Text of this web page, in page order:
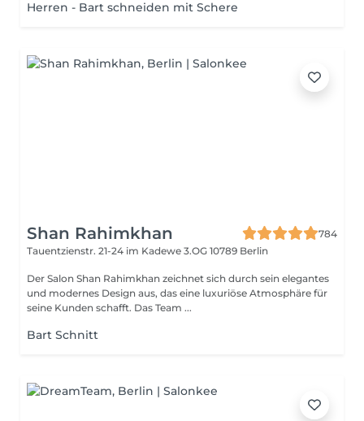
Herren - Bart schneiden mit Schere
Shan Rahimkhan
784
Tauentzienstr. 21-24 im Kadewe 3.OG 10789 Berlin
Der Salon Shan Rahimkhan zeichnet sich durch sein elegantes
und modernes Design aus, das eine luxuriöse Atmosphäre für
seine Kunden schafft. Das Team ...
Bart Schnitt